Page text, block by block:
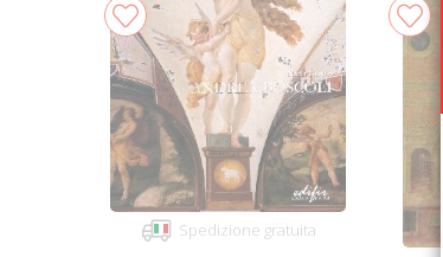
Spedizione gratuita